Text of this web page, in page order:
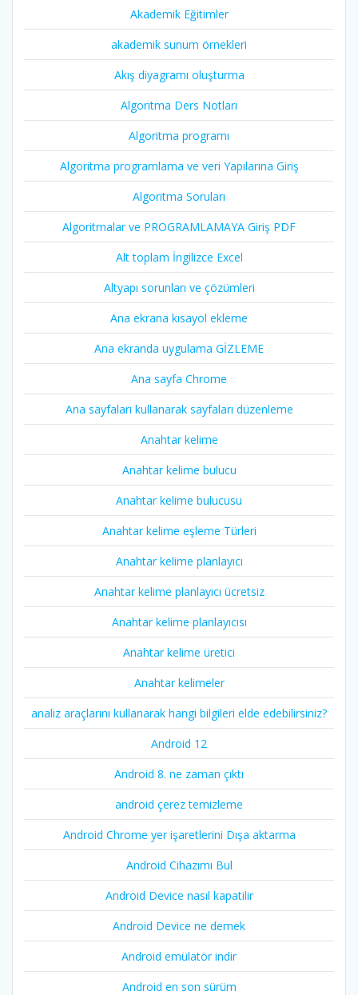
Akademik Eğitimler
akademik sunum örnekleri
Akış diyagramı oluşturma
Algoritma Ders Notları
Algoritma programı
Algoritma programlama ve veri Yapılarına Giriş
Algoritma Soruları
Algoritmalar ve PROGRAMLAMAYA Giriş PDF
Alt toplam İngilizce Excel
Altyapı sorunları ve çözümleri
Ana ekrana kısayol ekleme
Ana ekranda uygulama GİZLEME
Ana sayfa Chrome
Ana sayfaları kullanarak sayfaları düzenleme
Anahtar kelime
Anahtar kelime bulucu
Anahtar kelime bulucusu
Anahtar kelime eşleme Türleri
Anahtar kelime planlayıcı
Anahtar kelime planlayıcı ücretsiz
Anahtar kelime planlayıcısı
Anahtar kelime üretici
Anahtar kelimeler
analiz araçlarını kullanarak hangi bilgileri elde edebilirsiniz?
Android 12
Android 8. ne zaman çıktı
android çerez temizleme
Android Chrome yer işaretlerini Dışa aktarma
Android Cihazımı Bul
Android Device nasıl kapatilir
Android Device ne demek
Android emülatör indir
Android en son sürüm